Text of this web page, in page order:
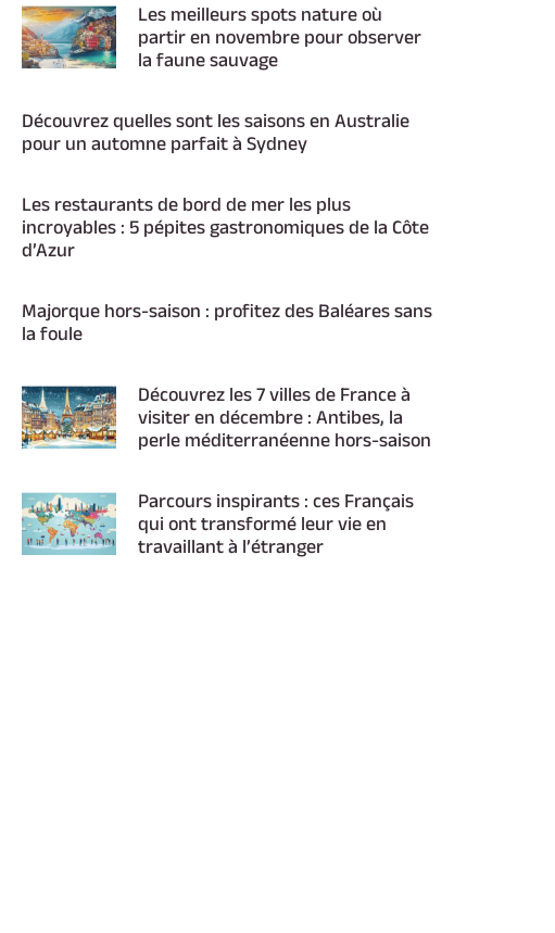
Les meilleurs spots nature où
partir en novembre pour observer
la faune sauvage
Découvrez quelles sont les saisons en Australie
pour un automne parfait à Sydney
Les restaurants de bord de mer les plus
incroyables : 5 pépites gastronomiques de la Côte
d’Azur
Majorque hors-saison : profitez des Baléares sans
la foule
Découvrez les 7 villes de France à
visiter en décembre : Antibes, la
perle méditerranéenne hors-saison
Parcours inspirants : ces Français
qui ont transformé leur vie en
travaillant à l’étranger